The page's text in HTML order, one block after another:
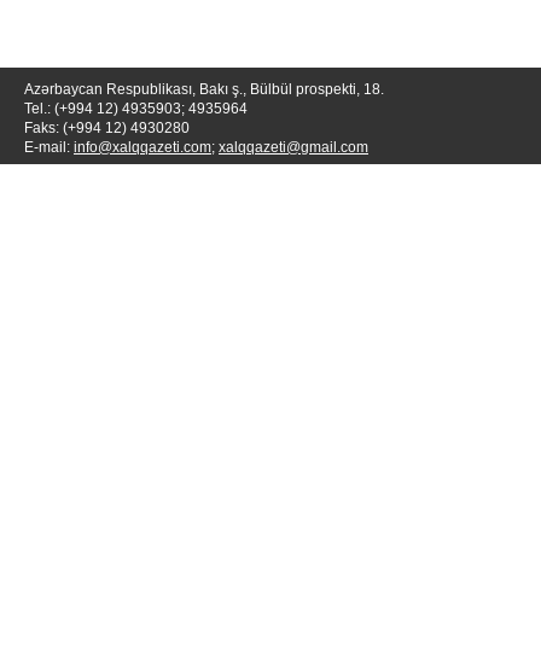
Azərbaycan Respublikası, Bakı ş., Bülbül prospekti, 18.
Tel.: (+994 12) 4935903; 4935964
Faks: (+994 12) 4930280
E-mail: info@xalqqazeti.com; xalqqazeti@gmail.com